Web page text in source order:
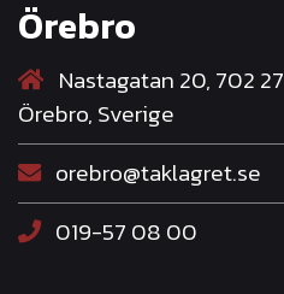
Örebro
Nastagatan 20, 702 27
Örebro, Sverige
orebro@taklagret.se
019-57 08 00